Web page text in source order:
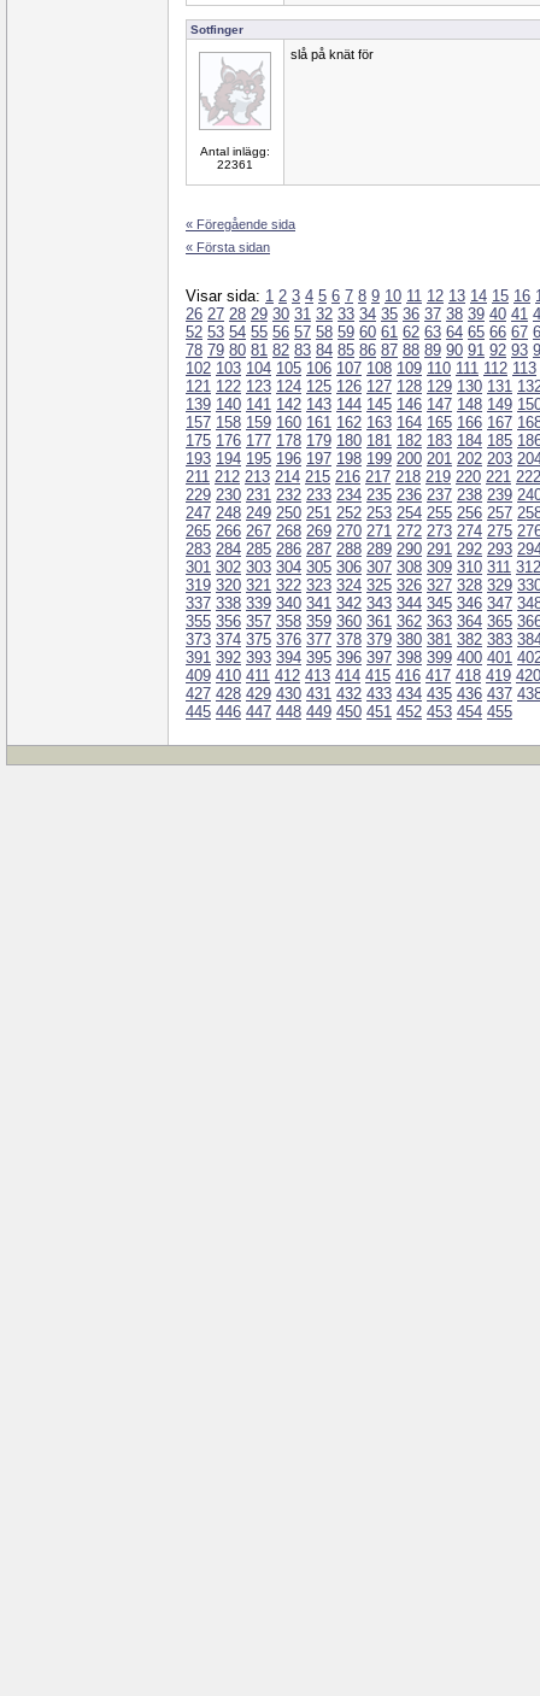
Sotfinger
Antal inlägg:
22361
slå på knät för
« Föregående sida
« Första sidan
Visar sida: 1 2 3 4 5 6 7 8 9 10 11 12 13 14 15 16
26 27 28 29 30 31 32 33 34 35 36 37 38 39 40 41
52 53 54 55 56 57 58 59 60 61 62 63 64 65 66 67
78 79 80 81 82 83 84 85 86 87 88 89 90 91 92 93
102 103 104 105 106 107 108 109 110 111 112 113
121 122 123 124 125 126 127 128 129 130 131
139 140 141 142 143 144 145 146 147 148 149
157 158 159 160 161 162 163 164 165 166 167
175 176 177 178 179 180 181 182 183 184 185
193 194 195 196 197 198 199 200 201 202 203
211 212 213 214 215 216 217 218 219 220 221 222
229 230 231 232 233 234 235 236 237 238 239
247 248 249 250 251 252 253 254 255 256 257
265 266 267 268 269 270 271 272 273 274 275
283 284 285 286 287 288 289 290 291 292 293
301 302 303 304 305 306 307 308 309 310 311 312
319 320 321 322 323 324 325 326 327 328 329
337 338 339 340 341 342 343 344 345 346 347
355 356 357 358 359 360 361 362 363 364 365
373 374 375 376 377 378 379 380 381 382 383
391 392 393 394 395 396 397 398 399 400 401
409 410 411 412 413 414 415 416 417 418 419 420
427 428 429 430 431 432 433 434 435 436 437
445 446 447 448 449 450 451 452 453 454 455